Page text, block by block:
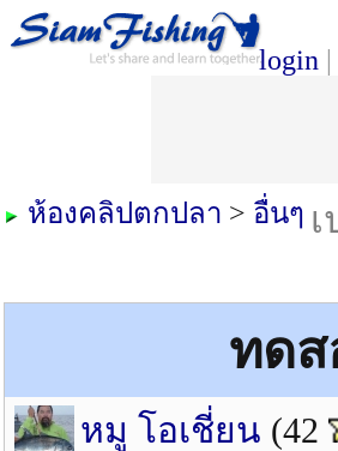
login |
ห้องคลิปตกปลา > อื่นๆ
ทดส
หมู โอเชี่ยน (42